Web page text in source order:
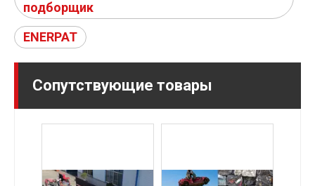
подборщик
ENERPAT
Сопутствующие товары